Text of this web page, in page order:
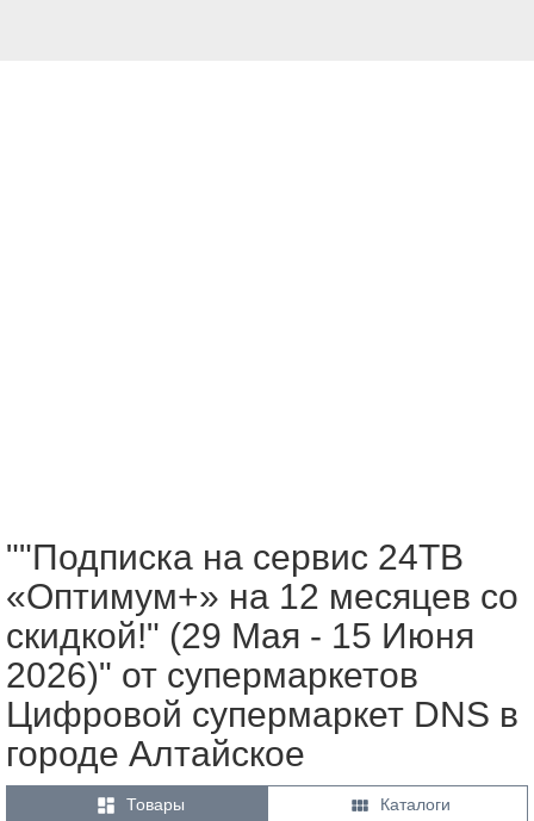
""Подписка на сервис 24ТВ
«Оптимум+» на 12 месяцев со
скидкой!" (29 Мая - 15 Июня
2026)" от супермаркетов
Цифровой супермаркет DNS в
городе Алтайское
 Товары  Каталоги